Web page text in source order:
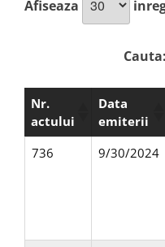
Afiseaza
Cauta:
Nr.
actului
Data
emiterii
736
9/30/2024